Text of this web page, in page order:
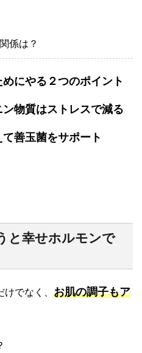
係は？
にやる２つのポイント
物質はストレスで減る
善玉菌をサポート
と幸せホルモンで
でなく、 お肌の調子もア